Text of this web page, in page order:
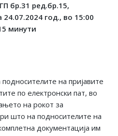
бр.31 ред.бр.1 5,
24.07.2024 год., во 15:00
минути
подносителите на пријавите
по електронски пат, во
на рокот за
што на подносителите на
документација им